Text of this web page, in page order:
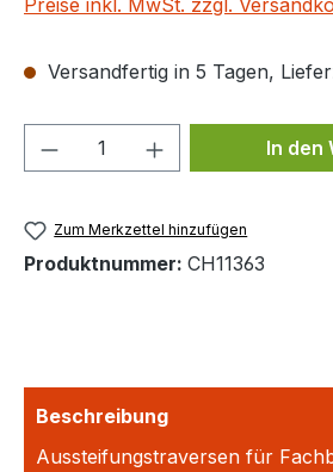
Preise inkl. MwSt. zzgl.
Versandfertig in 5 Tagen,
Produkt Anzahl: GibIn den
Zum Merkzettel hinzufügen
Produktnummer: CH11363
Beschreibung
Aussteifungstraversen für